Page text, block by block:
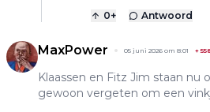
0+ Antwoord
MaxPower 05 juni 2026 om 8:01 +
Klaassen en Fitz Jim staan nu
gewoon vergeten om een